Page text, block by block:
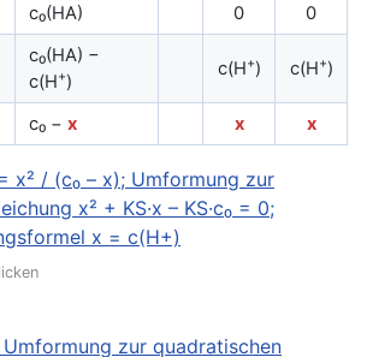
c₀(HA) 0
0
c₀(HA) −
c(H+)
c(H+) c(H+)
c₀ −x x x